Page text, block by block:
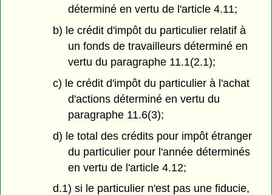
déterminé en vertu de l'article 4.11;
b) le crédit d'impôt du particulier relatif à
un fonds de travailleurs déterminé en
vertu du paragraphe 11.1(2.1);
c) le crédit d'impôt du particulier à l'achat
d'actions déterminé en vertu du
paragraphe 11.6(3);
d) le total des crédits pour impôt étranger
du particulier pour l'année déterminés
en vertu de l'article 4.12;
d.1) si le particulier n'est pas une fiducie,